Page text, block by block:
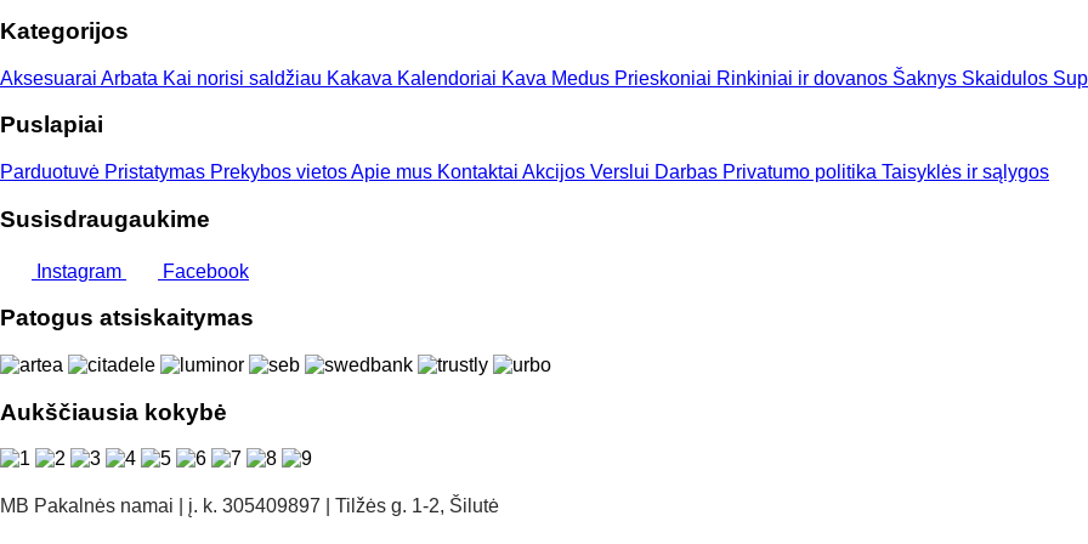
18,00 €
Kategorijos
Aksesuarai Arbata Kai norisi saldžiau Kakava Kalendoriai Kava Medus Prieskoniai Rinkiniai ir dovanos Šaknys Skaidulos
Puslapiai
Parduotuvė Pristatymas Prekybos vietosApie mus Kontaktai Akcijos Verslui Darbas Privatumo politika Taisyklės ir sąlygos
Susisdraugaukime
Instagram Facebook
Patogus atsiskaitymas
Aukščiausia kokybė
MB Pakalnės namai | į. k. 305409897 | Tilžės g. 1-2, Šilutė